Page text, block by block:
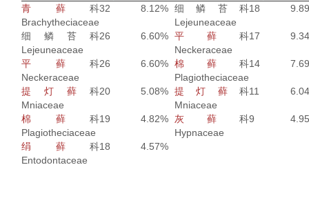
青藓 科
Brachytheciaceae
32 8.12% 细鳞苔科
Lejeuneaceae
18
细鳞苔科
Lejeuneaceae
26 6.60% 平藓 科
Neckeraceae
17
平藓 科
Neckeraceae
26 6.60% 棉藓 科
Plagiotheciaceae
14
提灯藓 科
Mniaceae
20 5.08% 提灯藓 科
Mniaceae
11
棉藓 科
Plagiotheciaceae
19 4.82% 灰藓 科
Hypnaceae
9
绢藓 科
Entodontaceae
18 4.57%